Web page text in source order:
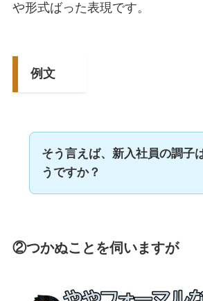
や形式ばった表現です。
例文
そう言えば、新入社員の調子
うですか？
②つかぬことを伺いますが